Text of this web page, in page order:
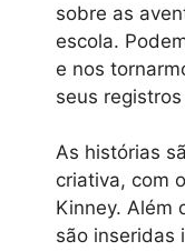
sobre as
escola.
e nos
seus
As histórias
criativa, com
Kinney. Além
são inseridas